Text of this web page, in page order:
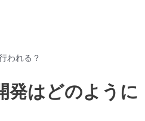
われる？
発はどのように